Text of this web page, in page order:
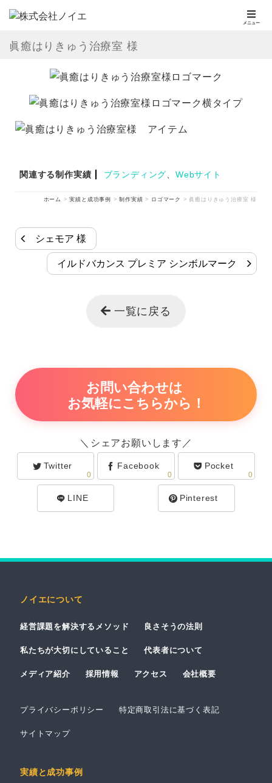
メニュー
眞癒はりきゅう治療室 様
関連する制作実績 ブランディング 、Webサイト
ホーム >実績と成功事例 >制作実績 > ロゴマーク > 眞癒はりきゅう治療室 様
シェモア 様
イルドバカンス プレミア シンボルマーク
一覧に戻る
お問い合わせは
お気軽にこちらから！
＼シェアお願いします／
Twitter
0
Facebook
0
Pocket
0
LINE Pinterest
ノイエについて
経営課題を解決するメソッド 良さそうの法則
私たちが大切にしていること 代表者について
メディア紹介 採用情報 アクセス 会社概要
プライバシーポリシー 特定商取引法に基づく表記
サイトマップ
実績と成功事例